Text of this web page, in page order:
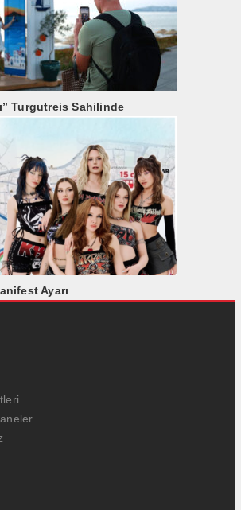
Turgutreis Sahilinde
Ayarı